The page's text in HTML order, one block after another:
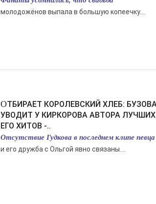
молодожёнов выпала в большую копеечку....
ОТБИРАЕТ КОРОЛЕВСКИЙ ХЛЕБ: БУЗОВА
УВОДИТ У КИРКОРОВА АВТОРА ЛУЧШИХ
ЕГО ХИТОВ -..
Отсутствие Гудкова в последнем клипе певца
и его дружба с Ольгой явно связаны....